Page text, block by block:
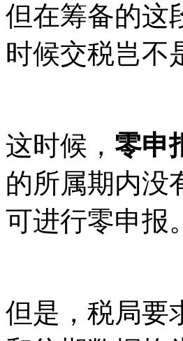
但在筹备的这
时候交税岂不
这时候， 零申
的所属期内没
可进行零申报。
但是，税局要